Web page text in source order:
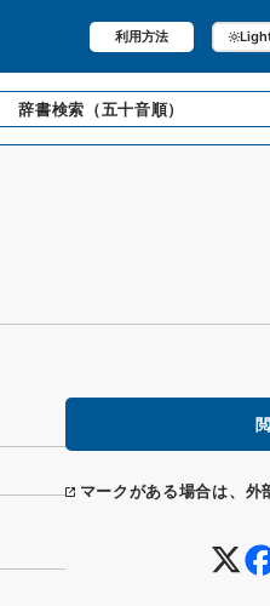
利用方法
辞書検索 （五十音順）
マークがある場合は、外